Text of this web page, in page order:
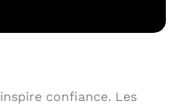
confiance. Les